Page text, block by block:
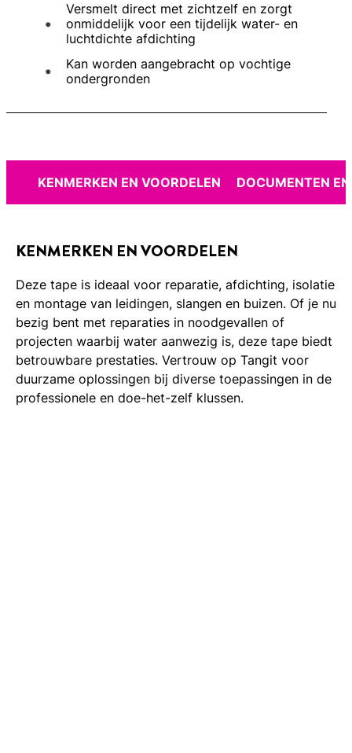
Versmelt direct met zichtzelf en zorgt
onmiddelijk voor een tijdelijk water- en
luchtdichte afdichting
Kan worden aangebracht op vochtige
ondergronden
KENMERKEN EN VOORDELEN DOCUMENTEN
KENMERKEN EN VOORDELEN
Deze tape is ideaal voor reparatie, afdichting, isolatie
en montage van leidingen, slangen en buizen. Of je nu
bezig bent met reparaties in noodgevallen of
projecten waarbij water aanwezig is, deze tape biedt
betrouwbare prestaties. Vertrouw op Tangit voor
duurzame oplossingen bij diverse toepassingen in de
professionele en doe-het-zelf klussen.